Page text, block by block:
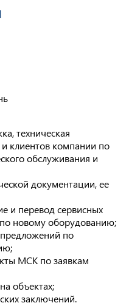
техническая
клиентов компании по
обслуживания и
документации, ее
и перевод сервисных
новому оборудованию;
по
МСК по заявкам
объектах;
заключений.